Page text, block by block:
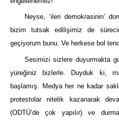
Neyse, ‘ileri demokrasinin’
bizim tutsak edilişimiz de
geçiyorum bunu. Ve herkese bol
Sesimizi sizlere duyurmakta
yüreğiniz bizlerle. Duyduk ki,
başlamış. Medya her ne kadar
protestolar nitelik kazanarak
(ODTÜ’de çok yapılır) ve